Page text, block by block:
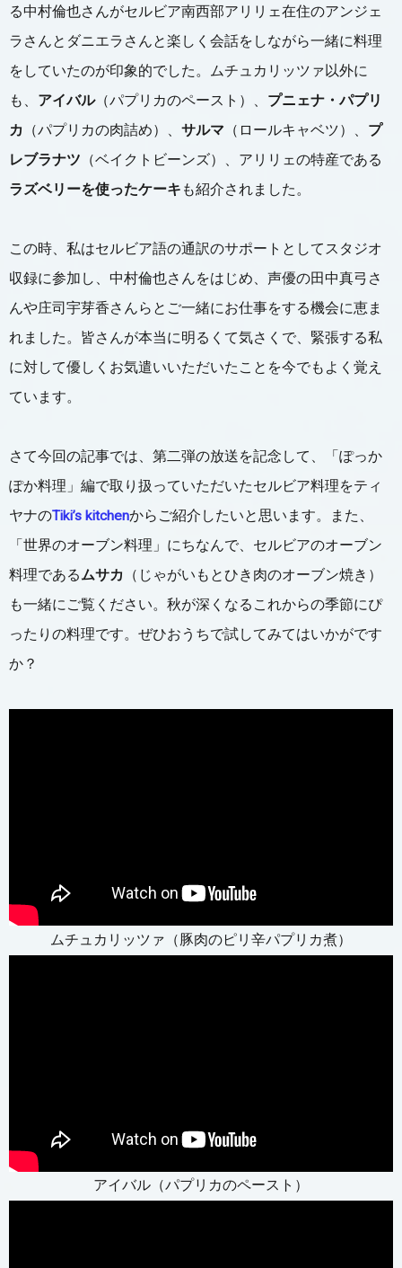
る中村倫也さんがセルビア南西部アリリェ在住のアンジェ
ラさんとダニエラさんと楽しく会話をしながら一緒に料理
をしていたのが印象的でした。ムチュカリッツァ以外に
も、 アイバル（パプリカのペースト）、 プニェナ・パプリ
カ
（パプリカの肉詰め）、 サルマ （ロールキャベツ）、 プ
レブラナツ （ベイクトビーンズ）、アリリェの特産である
ラズベリーを使ったケーキ も紹介されました。
この時、私はセルビア語の通訳のサポートとしてスタジオ
収録に参加し、中村倫也さんをはじめ、声優の田中真弓さ
んや庄司宇芽香さんらとご一緒にお仕事をする機会に恵ま
れました。皆さんが本当に明るくて気さくで、緊張する私
に対して優しくお気遣いいただいたことを今でもよく覚え
ています。
さて今回の記事では、第二弾の放送を記念して、「ぽっか
ぽか料理」編で取り扱っていただいたセルビア料理をティ
ヤナのTiki’s kitchenからご紹介したいと思います。また、
「世界のオーブン料理」にちなんで、セルビアのオーブン
料理であるムサカ
（じゃがいもとひき肉のオーブン焼き）
も一緒にご覧ください。秋が深くなるこれからの季節にぴ
ったりの料理です。ぜひおうちで試してみてはいかがです
か？
ムチュカリッツァ（豚肉のピリ辛パプリカ煮）
アイバル（パプリカのペースト）